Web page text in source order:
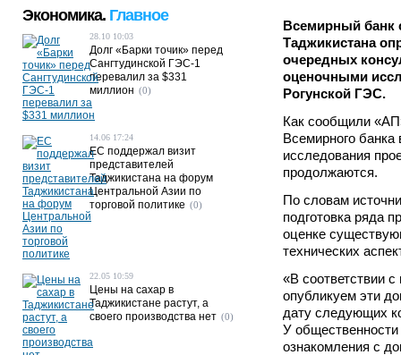
Всемирный банк
Таджикистана
очередных
оценочными
Рогунской ГЭС.
Как сообщили
Всемирного
исследования
продолжаются.
По словам
подготовка ряда
оценке
технических
«В соответствии
опубликуем эти
дату следующих
У
ознакомления с
Экономика. Главное
28.10 10:03
Долг «Барки точик» перед
Сангтудинской ГЭС-1
перевалил за $331
миллион (0)
14.06 17:24
ЕС поддержал визит
представителей
Таджикистана на форум
Центральной Азии по
торговой политике (0)
22.05 10:59
Цены на сахар в
Таджикистане растут, а
своего производства нет (0)